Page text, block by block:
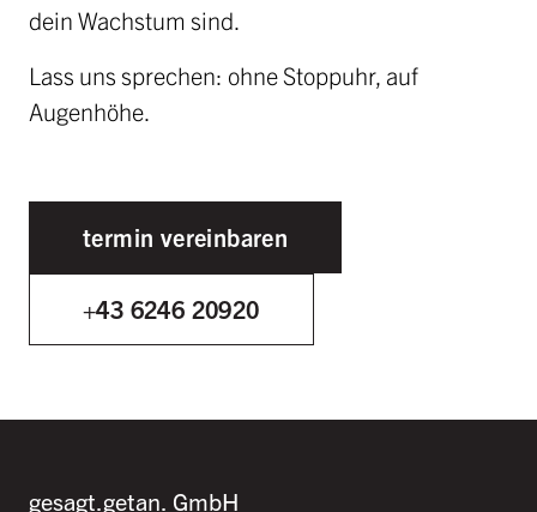
dein Wachstum sind.
Lass uns sprechen: ohne Stoppuhr, auf
Augenhöhe.
termin vereinbaren
+43 6246 20920
gesagt.getan. GmbH